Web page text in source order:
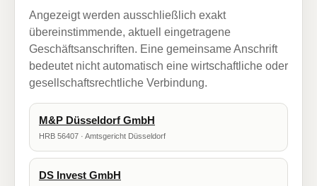
Angezeigt werden ausschließlich exakt
übereinstimmende, aktuell eingetragene
Geschäftsanschriften. Eine gemeinsame Anschrift
bedeutet nicht automatisch eine wirtschaftliche oder
gesellschaftsrechtliche Verbindung.
M&P Düsseldorf GmbH
HRB 56407 · Amtsgericht Düsseldorf
DS Invest GmbH